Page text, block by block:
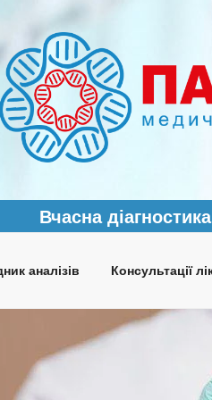
Вчасна
аналізів Консультації